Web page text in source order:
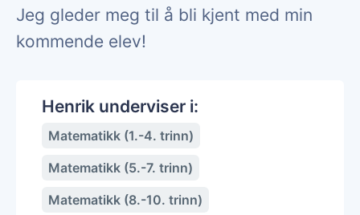
Jeg gleder meg til å bli kjent med min
kommende elev!
Henrik underviser i:
Matematikk (1.-4. trinn)
Matematikk (5.-7. trinn)
Matematikk (8.-10. trinn)